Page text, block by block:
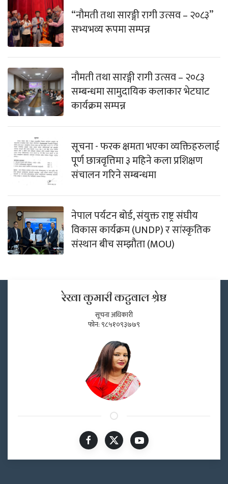
“नौमती तथा सारङ्गी रागी उत्सव – २०८३”
सभ्यभव्य रूपमा सम्पन्न
नौमती तथा सारङ्गी रागी उत्सव – २०८३
सम्बन्धमा सामुदायिक कलाकार भेटघाट
कार्यक्रम सम्पन्न
सूचना - फरक क्षमता भएका व्यक्तिहरुलाई
पूर्ण छात्रवृत्तिमा ३ महिने कला प्रशिक्षण
संचालन गरिने सम्बन्धमा
नेपाल पर्यटन बोर्ड, संयुक्त राष्ट्र संघीय
विकास कार्यक्रम (UNDP) र सांस्कृतिक
संस्थान बीच सम्झौता (MOU)
रेखा कुमारी कटुवाल श्रेष्ठ
सूचना अधिकारी
फोन: ९८५१०९३७७९